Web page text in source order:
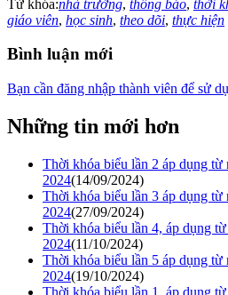
Từ khóa:nhà trường, thông báo, thời
giáo viên, học sinh, theo dõi, thực hiện
Bình luận mới
Bạn cần đăng nhập thành viên để sử
Những tin mới hơn
Thời khóa biểu lần 2 áp dụng từ
2024(14/09/2024)
Thời khóa biểu lần 3 áp dụng từ
2024(27/09/2024)
Thời khóa biểu lần 4, áp dụng
2024(11/10/2024)
Thời khóa biểu lần 5 áp dụng từ
2024(19/10/2024)
Thời khóa biểu lần 1, áp dụng